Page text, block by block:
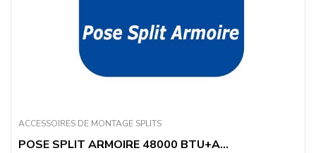
ACCESSOIRES DE MONTAGE SPLITS
POSE SPLIT ARMOIRE 48000 BTU+A...